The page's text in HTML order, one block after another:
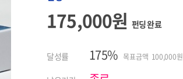
175,000원 펀딩 완료
달성률 175% 목표금액 100,000원